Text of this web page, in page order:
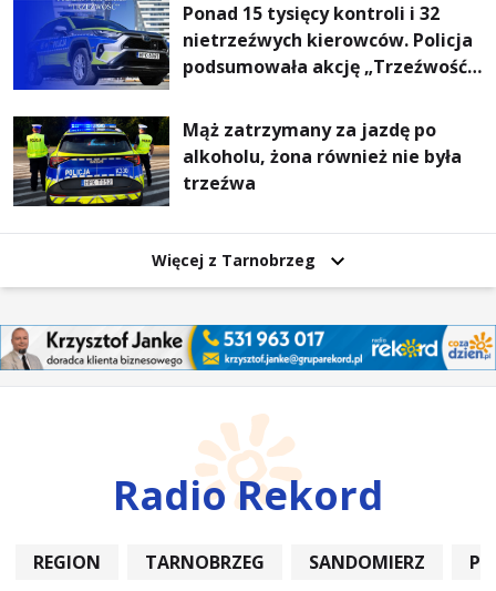
Ponad 15 tysięcy kontroli i 32
nietrzeźwych kierowców. Policja
podsumowała akcję „Trzeźwość”
Mąż zatrzymany za jazdę po
alkoholu, żona również nie była
trzeźwa
Więcej z Tarnobrzeg
Radio Rekord
REGION TARNOBRZEG SANDOMIERZ